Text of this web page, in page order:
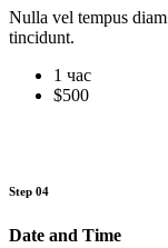
Nulla vel tempus
tincidunt.
1 час
$500
Step 04
Date and Time